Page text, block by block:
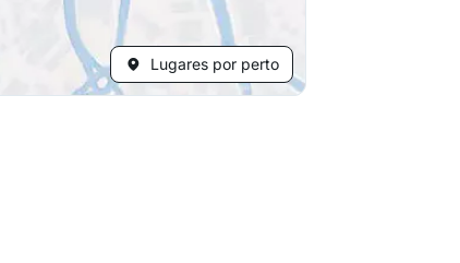
Lugares por perto